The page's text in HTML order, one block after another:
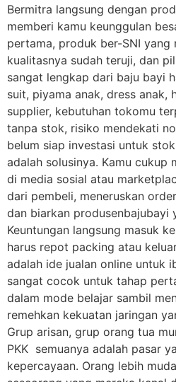
Bermitra langsung dengan
memberi kamu keunggulan
pertama, produk ber-SNI yang
kualitasnya sudah teruji, dan
sangat lengkap dari baju bayi
suit, piyama anak, dress anak,
supplier, kebutuhan tokomu
tanpa stok, risiko mendekati
belum siap investasi untuk
adalah solusinya. Kamu cukup
di media sosial atau
dari pembeli, meneruskan
dan biarkan produsenbajubayi
Keuntungan langsung masuk
harus repot packing atau
adalah ide jualan online untuk
sangat cocok untuk tahap
dalam mode belajar sambil
remehkan kekuatan jaringan
Grup arisan, grup orang tua
PKK semuanya adalah pasar
kepercayaan. Orang lebih